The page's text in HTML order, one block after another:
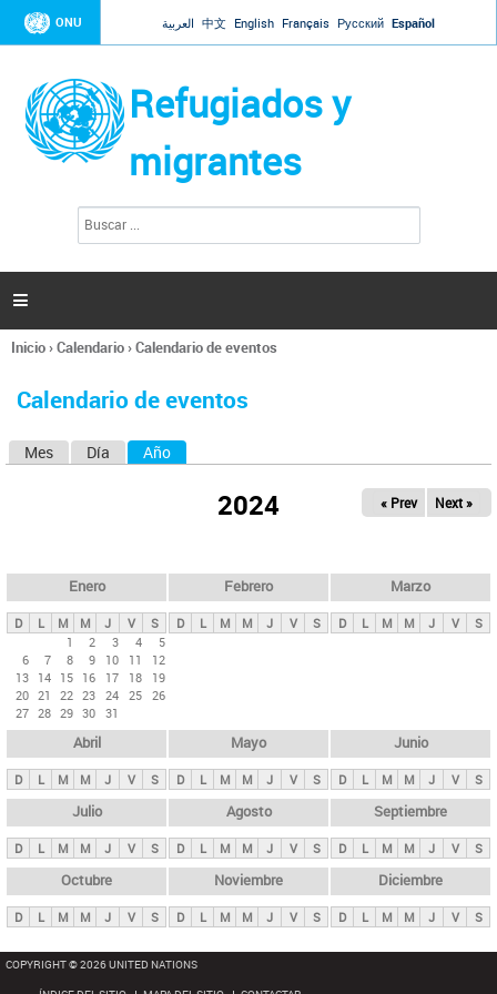
Jump to navigation
ONU العربية 中文 English Français Русский Español
Refugiados y
migrantes
l
d
s

Se
usted
Inicio›Calendario›Calendario de eventos
Calendario de eventos
s
p
n
i
p
a
l
s
Mes Día Año
2024 « Prev Next »
Enero
D L M M J V
S
1
2 3 4
5
6
7 8 9 10 11
12
13 14 15 16 17 18
19
20 21 22 23 24 25 26
27 28 29 30 31
Febrero
D L M M J V S
Marzo
D L M M J V S
Abril
D L M M J V S
Mayo
D L M M J V S
Junio
D L M M J V S
Julio
D L M M J V S
Agosto
D L M M J V S
Septiembre
D L M M J V S
Octubre
D L M M J V S
Noviembre
D L M M J V S
Diciembre
D L M M J V S
COPYRIGHT © 2026 UNITED NATIONS